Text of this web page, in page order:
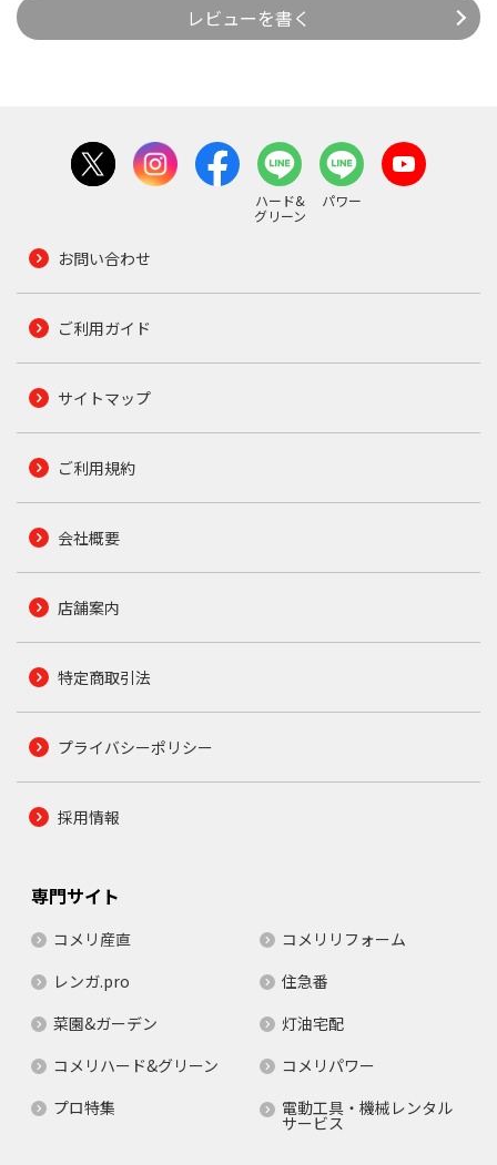
レビューを書く
ハード&
グリーン
パワー
お問い合わせ
ご利用ガイド
サイトマップ
ご利用規約
会社概要
店舗案内
特定商取引法
プライバシーポリシー
採用情報
専門サイト
コメリ産直
コメリリフォーム
レンガ.pro
住急番
菜園&ガーデン
灯油宅配
コメリハード&グリーン
コメリパワー
プロ特集
電動工具・機械レンタル
サービス